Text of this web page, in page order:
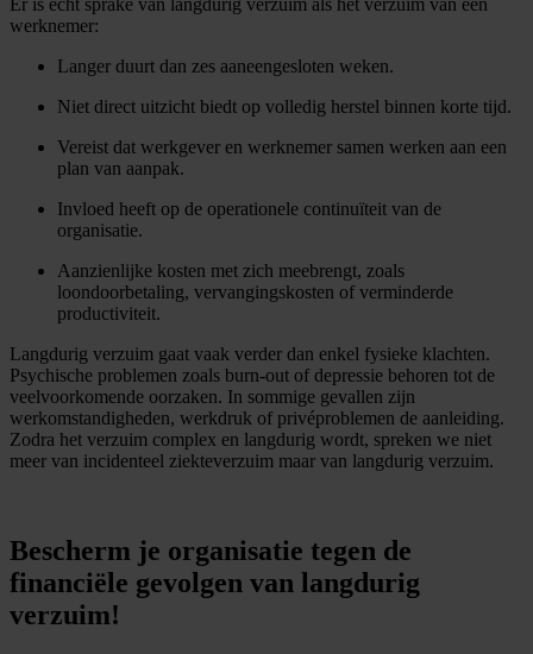
werknemer:
Langer duurt dan zes aaneengesloten weken.
Niet direct uitzicht biedt op volledig herstel binnen korte tijd.
Vereist dat werkgever en werknemer samen werken aan een
plan van aanpak.
Invloed heeft op de operationele continuïteit van de
organisatie.
Aanzienlijke kosten met zich meebrengt, zoals
loondoorbetaling, vervangingskosten of verminderde
productiviteit.
Langdurig verzuim gaat vaak verder dan enkel fysieke klachten.
Psychische problemen zoals burn-out of depressie behoren tot de
veelvoorkomende oorzaken. In sommige gevallen zijn
werkomstandigheden, werkdruk of privéproblemen de aanleiding.
Zodra het verzuim complex en langdurig wordt, spreken we niet
meer van incidenteel ziekteverzuim maar van langdurig verzuim.
Bescherm je organisatie tegen de
financiële gevolgen van langdurig
verzuim!